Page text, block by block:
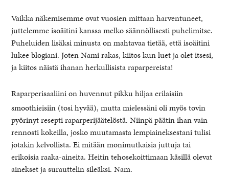
Vaikka näkemisemme ovat vuosien mittaan harventuneet,
juttelemme isoäitini kanssa melko säännöllisesti puhelimitse.
Puheluiden lisäksi minusta on mahtavaa tietää, että isoäitini
lukee blogiani. Joten Nami rakas, kiitos kun luet ja olet itsesi,
ja kiitos näistä ihanan herkullisista raparpereista!
Raparperisaaliini on huvennut pikku hiljaa erilaisiin
smoothieisiin (tosi hyvää), mutta mielessäni oli myös tovin
pyörinyt resepti raparperijäätelöstä. Niinpä päätin ihan vain
rennosti kokeilla, josko muutamasta lempiaineksestani tulisi
jotakin kelvollista. Ei mitään monimutkaisia juttuja tai
erikoisia raaka-aineita. Heitin tehosekoittimaan käsillä olevat
ainekset ja surauttelin sileäksi. Nam.